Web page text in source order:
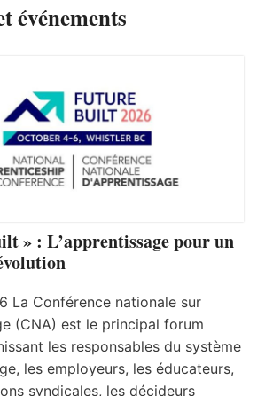
événements
» : L’apprentissage pour un
La Conférence nationale sur
(CNA) est le principal forum
les responsables du système
les employeurs, les éducateurs,
syndicales, les décideurs